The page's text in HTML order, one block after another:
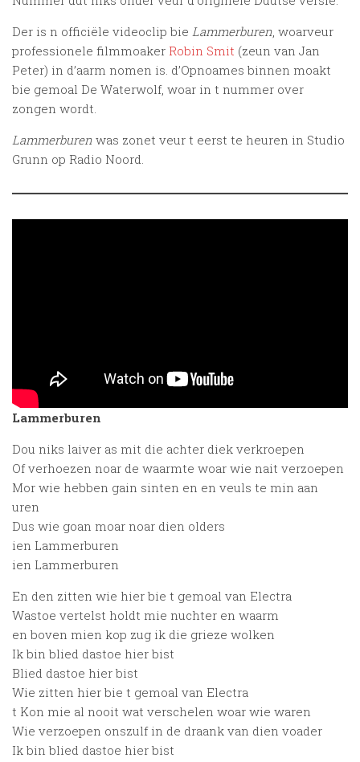
Der is n officiële videoclip bie Lammerburen, woarveur
professionele filmmoaker Robin Smit (zeun van Jan
Peter) in d’aarm nomen is. d’Opnoames binnen moakt
bie gemoal De Waterwolf, woar in t nummer over
zongen wordt.
Lammerburen was zonet veur t eerst te heuren in Studio
Grunn op Radio Noord.
Lammerburen
Dou niks laiver as mit die achter diek verkroepen
Of verhoezen noar de waarmte woar wie nait verzoepen
Mor wie hebben gain sinten en en veuls te min aan
uren
Dus wie goan moar noar dien olders
ien Lammerburen
ien Lammerburen
En den zitten wie hier bie t gemoal van Electra
Wastoe vertelst holdt mie nuchter en waarm
en boven mien kop zug ik die grieze wolken
Ik bin blied dastoe hier bist
Blied dastoe hier bist
Wie zitten hier bie t gemoal van Electra
t Kon mie al nooit wat verschelen woar wie waren
Wie verzoepen onszulf in de draank van dien voader
Ik bin blied dastoe hier bist